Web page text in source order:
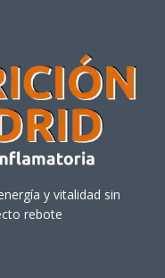
y vitalidad sin
rebote